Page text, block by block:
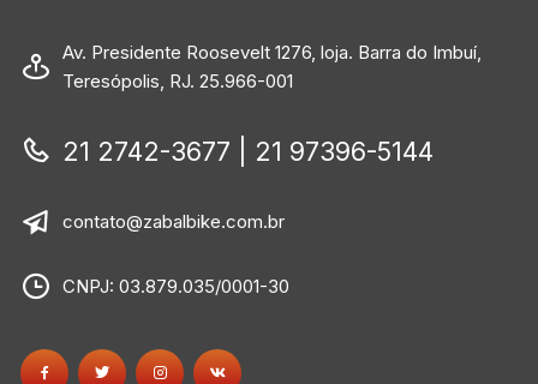
Av. Presidente Roosevelt 1276, loja. Barra do Imbuí,
Teresópolis, RJ. 25.966-001
21 2742-3677 | 21 97396-5144
contato@zabalbike.com.br
CNPJ: 03.879.035/0001-30